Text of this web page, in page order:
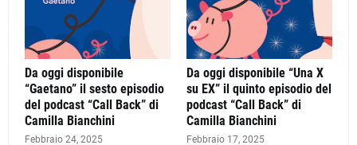
Da oggi disponibile
“Gaetano” il sesto episodio
del podcast “Call Back” di
Camilla Bianchini
Febbraio 24, 2025
Da oggi disponibile “Una X
su EX” il quinto episodio del
podcast “Call Back” di
Camilla Bianchini
Febbraio 17, 2025